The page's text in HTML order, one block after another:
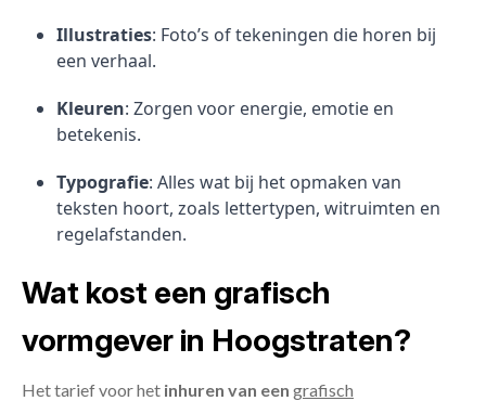
Illustraties: Foto’s of tekeningen die horen bij
een verhaal.
Kleuren: Zorgen voor energie, emotie en
betekenis.
Typografie: Alles wat bij het opmaken van
teksten hoort, zoals lettertypen, witruimten en
regelafstanden.
Wat kost een grafisch
vormgever in Hoogstraten?
Het tarief voor het inhuren van een grafisch